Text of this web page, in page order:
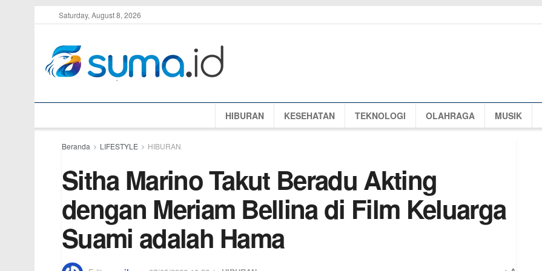
Saturday, August 8, 2026
HIBURAN KESEHATAN TEKNOLOGI OLAHRAGA MUSIK
Beranda LIFESTYLE HIBURAN
Sitha Marino Takut Beradu Akting
dengan Meriam Bellina di Film Keluarga
Suami adalah Hama